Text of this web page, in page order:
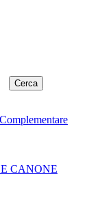
CANONE